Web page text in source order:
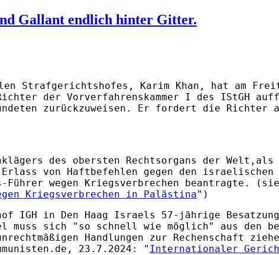
Gallant endlich hinter Gitter.
Strafgerichtshofes, Karim Khan, hat am
der Vorverfahrenskammer I des IStGH
zurückzuweisen. Er fordert die Richter
des obersten Rechtsorgans der
von Haftbefehlen gegen den israelischen
wegen Kriegsverbrechen beantragte.
Kriegsverbrechen in Palästina")
in Den Haag Israels 57-jährige
sich "so schnell wie möglich" aus den
Handlungen zur Rechenschaft
23.7.2024: " Internationaler